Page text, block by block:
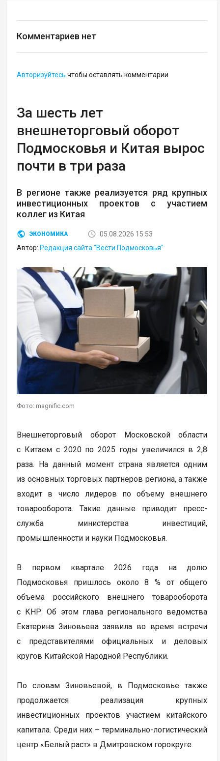
Комментариев нет
Авторизуйтесь чтобы оставлять комментарии
За шесть лет
внешнеторговый оборот
Подмосковья и Китая вырос
почти в три раза
В регионе также реализуется ряд крупных
инвестиционных проектов с участием
коллег из Китая
ЭКОНОМИКА
05.08.2026 15:53
Автор: Редакция сайта "Вести Подмосковья"
Фото: magnific.com
Внешнеторговый оборот Московской области
с Китаем с 2020 по 2025 годы увеличился в 2,8
раза. На данный момент страна является одним
из основных торговых партнеров региона, а также
входит в число лидеров по объему внешнего
товарооборота. Такие данные приводит пресс-
служба министерства инвестиций,
промышленности и науки Подмосковья.
В первом квартале 2026 года на долю
Подмосковья пришлось около 8 % от общего
объема российского внешнего товарооборота
с КНР. Об этом глава регионального ведомства
Екатерина Зиновьева заявила во время встречи
с представителями официальных и деловых
кругов Китайской Народной Республики.
По словам Зиновьевой, в Подмосковье также
продолжается реализация крупных
инвестиционных проектов участием китайского
капитала. Среди них – терминально-логистический
центр «Белый раст» в Дмитровском горокруге.